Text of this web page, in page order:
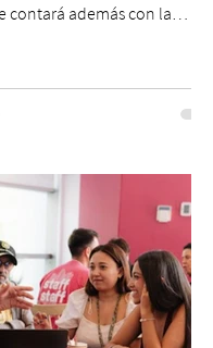
contará además con la
Arena Temuco será
una noche dedicada al indie
a la capital de La
ofrecer un show cargado
y canciones que han
breve pero exitosa trayectoria.